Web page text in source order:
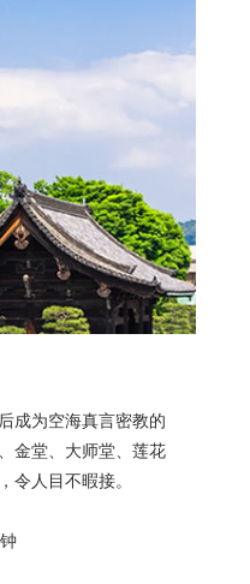
成为空海真言密教的
金堂、大师堂、莲花
令人目不暇接。